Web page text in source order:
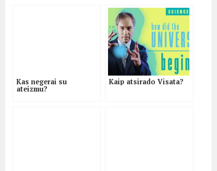
Kas negerai su
ateizmu?
Kaip atsirado Visata?